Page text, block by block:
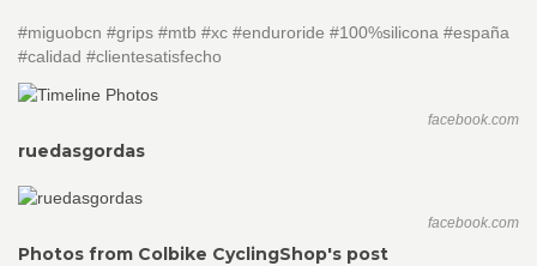
#miguobcn #grips #mtb #xc #enduroride #100%silicona #españa
#calidad #clientesatisfecho
facebook.com
ruedasgordas
facebook.com
Photos from Colbike CyclingShop's post